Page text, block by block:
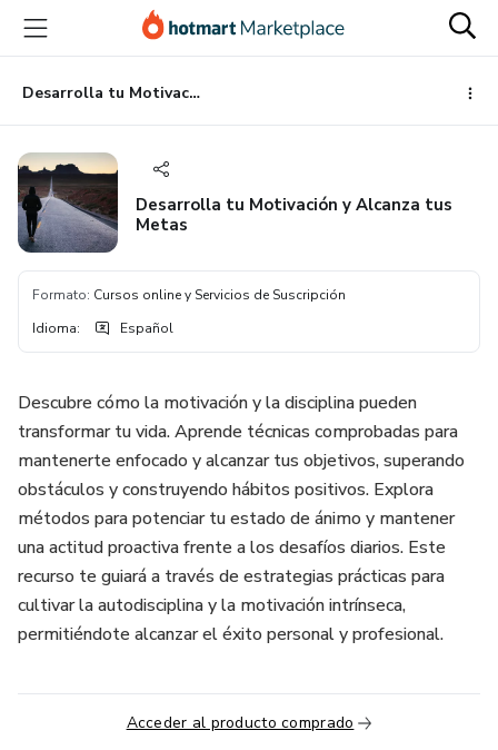
principal
página
de
página
Desarrolla tu Motivación y Alcanza tus Metas
Desarrolla tu Motivación y Alcanza tus
Metas
Formato: Cursos online y Servicios de Suscripción
Idioma: Español
Descubre cómo la motivación y la disciplina pueden
transformar tu vida. Aprende técnicas comprobadas para
mantenerte enfocado y alcanzar tus objetivos, superando
obstáculos y construyendo hábitos positivos. Explora
métodos para potenciar tu estado de ánimo y mantener
una actitud proactiva frente a los desafíos diarios. Este
recurso te guiará a través de estrategias prácticas para
cultivar la autodisciplina y la motivación intrínseca,
permitiéndote alcanzar el éxito personal y profesional.
Acceder al producto comprado